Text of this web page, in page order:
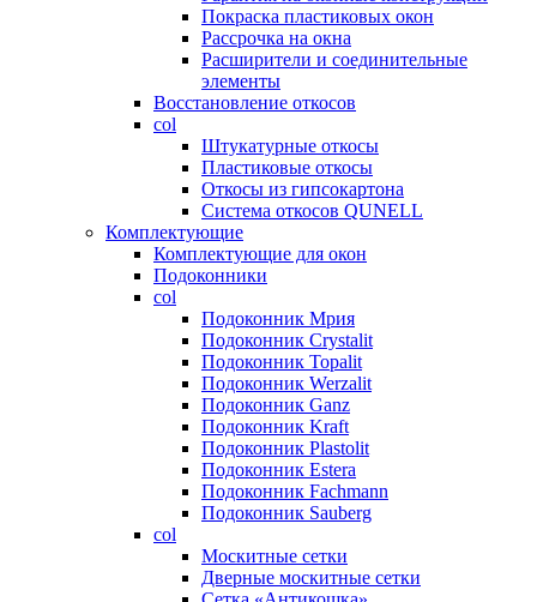
Покраска пластиковых окон
Рассрочка на окна
Расширители и соединительные
элементы
Восстановление откосов
col
Штукатурные откосы
Пластиковые откосы
Откосы из гипсокартона
Система откосов QUNELL
Комплектующие
Комплектующие для окон
Подоконники
col
Подоконник Мрия
Подоконник Crystalit
Подоконник Topalit
Подоконник Werzalit
Подоконник Ganz
Подоконник Kraft
Подоконник Plastolit
Подоконник Estera
Подоконник Fachmann
Подоконник Sauberg
col
Москитные сетки
Дверные москитные сетки